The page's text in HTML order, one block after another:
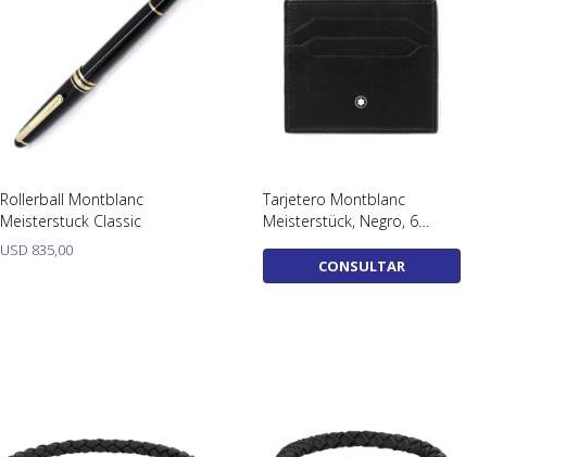
Rollerball Montblanc
Meisterstuck Classic
USD 835,00
Tarjetero Montblanc
Meisterstück, Negro, 6
CONSULTAR